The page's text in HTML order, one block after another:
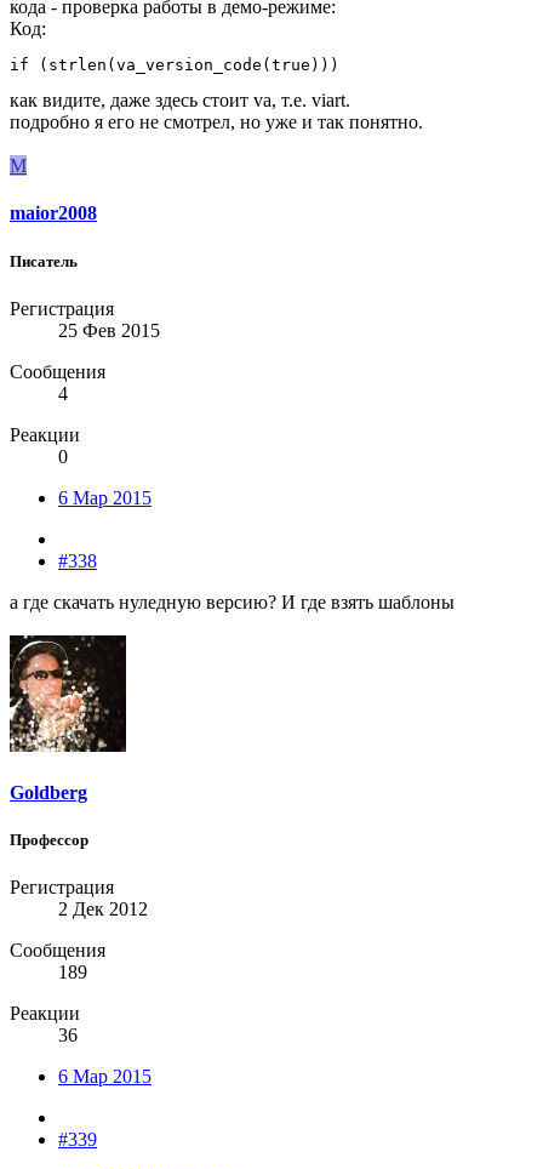
кода - проверка работы в демо-режиме:
Код:
if (strlen(va_version_code(true)))
как видите, даже здесь стоит va, т.е. viart.
подробно я его не смотрел, но уже и так понятно.
M
maior2008
Писатель
Регистрация
25 Фев 2015
Сообщения
4
Реакции
0
6 Мар 2015
#338
а где скачать нуледную версию? И где взять шаблоны
Goldberg
Профессор
Регистрация
2 Дек 2012
Сообщения
189
Реакции
36
6 Мар 2015
#339